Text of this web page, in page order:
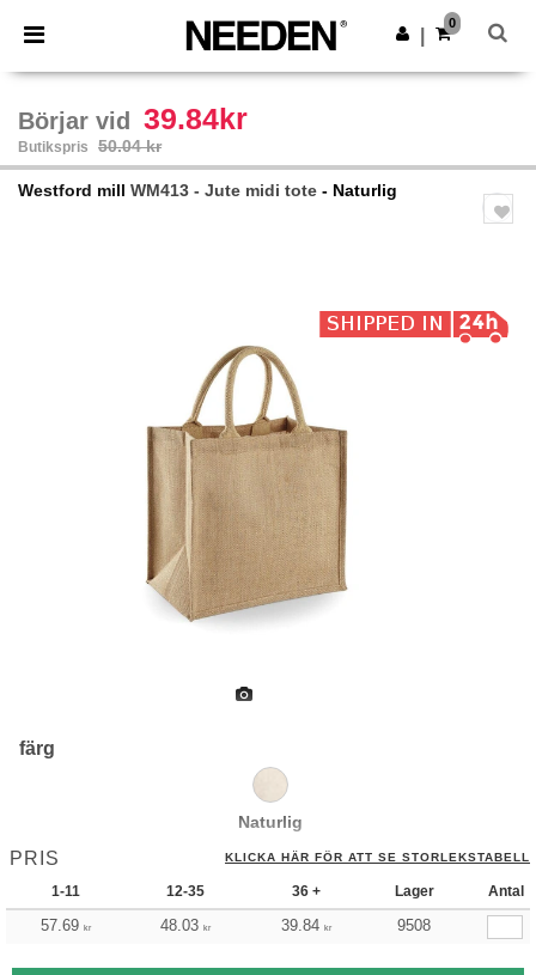
× Needen-app
Bättre priser i appen!
Hämta app
0
Börjar vid 39.84kr
Butikspris 50.04 kr
Westford mill WM413 - Jute midi tote - Naturlig
färg
Naturlig
PRIS KLICKA HÄR FÖR ATT SE STORLEKSTABELL
1-11 12-35 36 + Lager Antal
57.69 kr 48.03 kr 39.84 kr 9508